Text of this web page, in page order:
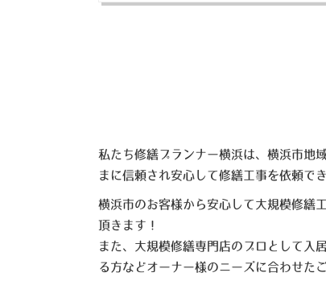
私たち修繕プランナー横浜は、横浜市地
まに信頼され安心して修繕工事を依頼で
横浜市のお客様から安心して大規模修繕
頂きます！
また、大規模修繕専門店のプロとして入
る方などオーナー様のニーズに合わせた